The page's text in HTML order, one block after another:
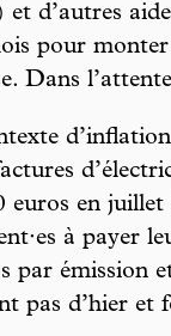
et d’autres
pour
Dans
euros en
à payer
par émission
pas d’hier